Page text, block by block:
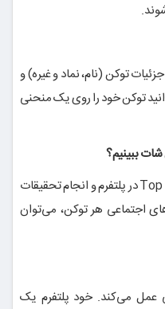
توکن (نام، نماد و غیره) و
سولانا، می‌توانید توکن خود را روی یک منحنی
ببینیم؟
با استفاده از فیلترهای New، Rising و Top در پلتفرم و انجام تحقیقات
اجتماعی هر توکن، می‌توان
می‌کند. خود پلتفرم یک